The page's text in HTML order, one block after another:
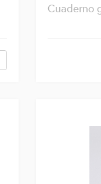
Cuaderno